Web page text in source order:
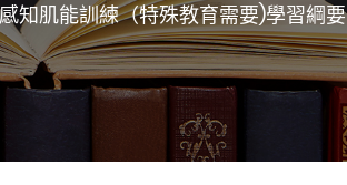
知肌能訓練（特殊教育需要)學習綱要